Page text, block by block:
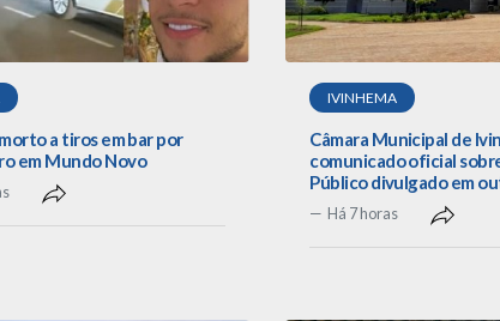
a tiros em bar por
em Mundo Novo
IVINHEMA
Câmara Municipal de
comunicado oficial
Público divulgado em
Há 7 horas